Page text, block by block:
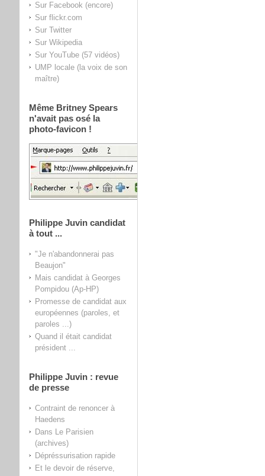
Sur Facebook (encore)
Sur flickr.com
Sur Twitter
Sur Wikipedia
Sur YouTube (57 vidéos)
UMP locale (la voix de son
maître)
Même Britney Spears
n'avait pas osé la
photo-favicon !
Philippe Juvin candidat
à tout ...
"Je n'abandonnerai pas
Beaujon"
Mais candidat à Georges
Pompidou (Ap-HP)
Promesse de candidat aux
européennes (paroles, et
paroles ...)
Quand il était candidat
président ...
Philippe Juvin : revue
de presse
Contraint de renoncer à
Haedens
Dans Le Parisien
(archives)
Dépréssurisation rapide
Et le devoir de réserve,